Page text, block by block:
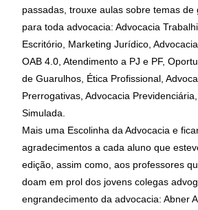
passadas, trouxe aulas sobre temas de
para toda advocacia: Advocacia
Escritório, Marketing Jurídico,
OAB 4.0, Atendimento a PJ e PF,
de Guarulhos, Ética Profissional,
Prerrogativas, Advocacia
Simulada.
Mais uma Escolinha da Advocacia e
agradecimentos a cada aluno que
edição, assim como, aos professores
doam em prol dos jovens colegas
engrandecimento da advocacia: Abner